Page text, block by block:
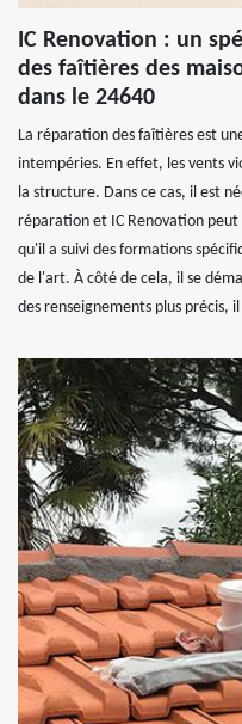
IC Renovation : un
des faîtières des
dans le 24640
La réparation des faîtières est
intempéries. En effet, les vents
la structure. Dans ce cas, il est
réparation et IC Renovation
qu'il a suivi des formations
de l'art. À côté de cela, il se
des renseignements plus précis,